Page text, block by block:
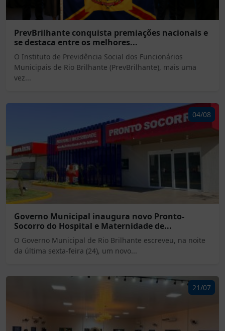
PrevBrilhante conquista premiações nacionais e
se destaca entre os melhores...
O Instituto de Previdência Social dos Funcionários
Municipais de Rio Brilhante (PrevBrilhante), mais uma
vez...
04/08
Governo Municipal inaugura novo Pronto-
Socorro do Hospital e Maternidade de...
O Governo Municipal de Rio Brilhante escreveu, na noite
da última sexta-feira (24), um novo...
21/07